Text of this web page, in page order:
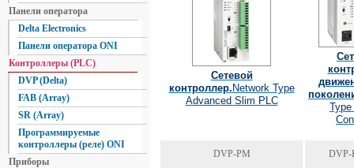
Панели оператора
Delta Electronics
Панели оператора ONI
Контроллеры (PLC)
DVP (Delta)
FAB (Array)
SR (Array)
Программируемые
контроллеры (реле) ONI
Приборы
Сетевой
контроллер.Network Type
Advanced Slim PLC
DVP-PM DVP-